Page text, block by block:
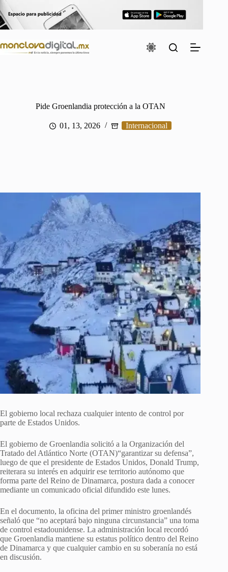
al
contenido
Pide Groenlandia protección a la OTAN
01, 13, 2026 Internacional
El gobierno local rechaza cualquier intento de control por
parte de Estados Unidos.
El gobierno de Groenlandia solicitó a la Organización del
Tratado del Atlántico Norte (OTAN)“garantizar su defensa”,
luego de que el presidente de Estados Unidos, Donald Trump,
reiterara su interés en adquirir ese territorio autónomo que
forma parte del Reino de Dinamarca, postura dada a conocer
mediante un comunicado oficial difundido este lunes.
En el documento, la oficina del primer ministro groenlandés
señaló que “no aceptará bajo ninguna circunstancia” una toma
de control estadounidense. La administración local recordó
que Groenlandia mantiene su estatus político dentro del Reino
de Dinamarca y que cualquier cambio en su soberanía no está
en discusión.